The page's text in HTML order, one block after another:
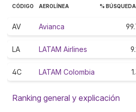
CÓDIGO AEROLÍNEA %
AV Avianca
LA LATAM Airlines
4C LATAM Colombia
Ranking general y explicación